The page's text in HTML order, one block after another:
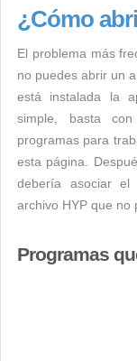
¿Cómo
El problema más
no puedes abrir un
está instalada la
simple, basta
programas para
esta página.
debería asociar el
archivo HYP que no
Programas